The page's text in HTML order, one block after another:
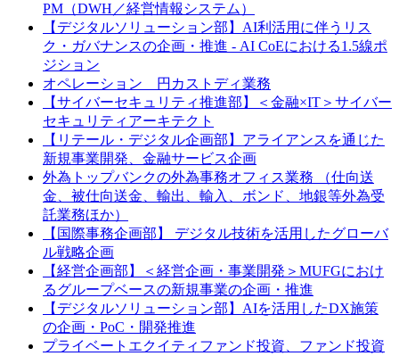
PM（DWH／経営情報システム）
【デジタルソリューション部】AI利活用に伴うリス
ク・ガバナンスの企画・推進 - AI CoEにおける1.5線ポ
ジション
オペレーション 円カストディ業務
【サイバーセキュリティ推進部】＜金融×IT＞サイバー
セキュリティアーキテクト
【リテール・デジタル企画部】アライアンスを通じた
新規事業開発、金融サービス企画
外為トップバンクの外為事務オフィス業務 （仕向送
金、被仕向送金、輸出、輸入、ボンド、地銀等外為受
託業務ほか）
【国際事務企画部】 デジタル技術を活用したグローバ
ル戦略企画
【経営企画部】＜経営企画・事業開発＞MUFGにおけ
るグループベースの新規事業の企画・推進
【デジタルソリューション部】AIを活用したDX施策
の企画・PoC・開発推進
プライベートエクイティファンド投資、ファンド投資